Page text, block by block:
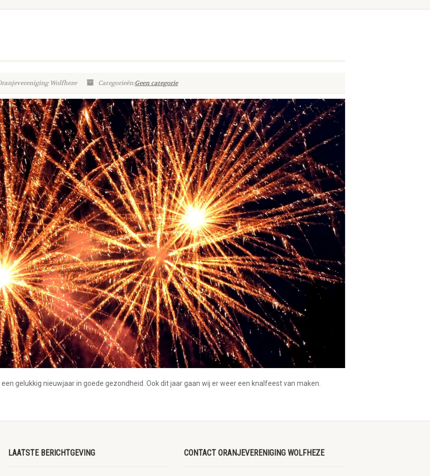
Wolfheze Categorieën:Geen categorie
gelukkig nieuwjaar in goede gezondheid. Ook dit jaar gaan wij er weer een knalfeest van maken.
LAATSTE BERICHTGEVING CONTACT ORANJEVERENIGING WOLFHEZE